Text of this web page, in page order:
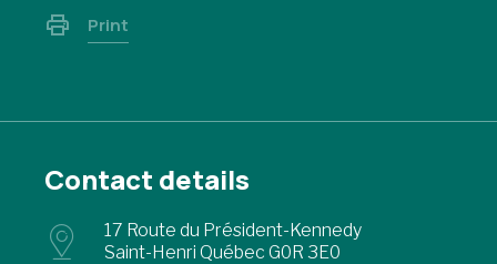
Print
Contact details
17 Route du Président-Kennedy
Saint-Henri Québec G0R 3E0